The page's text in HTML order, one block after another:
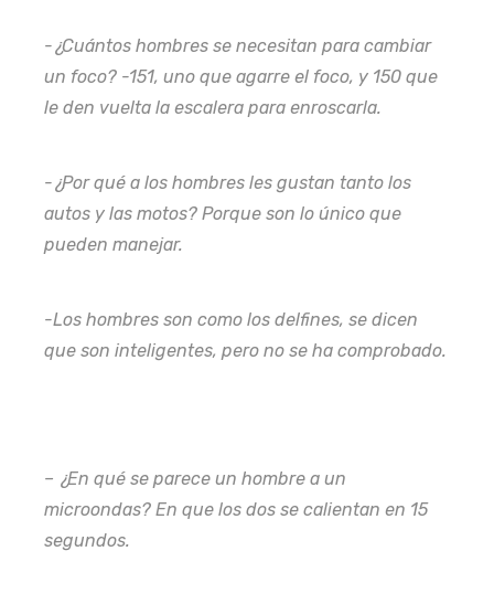
-¿Cuántos hombres se necesitan para cambiar
un foco? -151, uno que agarre el foco, y 150 que
le den vuelta la escalera para enroscarla.
-¿Por qué a los hombres les gustan tanto los
autos y las motos? Porque son lo único que
pueden manejar.
-Los hombres son como los delfines, se dicen
que son inteligentes, pero no se ha comprobado.
– ¿En qué se parece un hombre a un
microondas? En que los dos se calientan en 15
segundos.